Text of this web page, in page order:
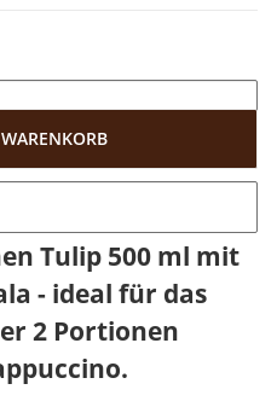
Tulip 500 ml mit
- ideal für das
2 Portionen